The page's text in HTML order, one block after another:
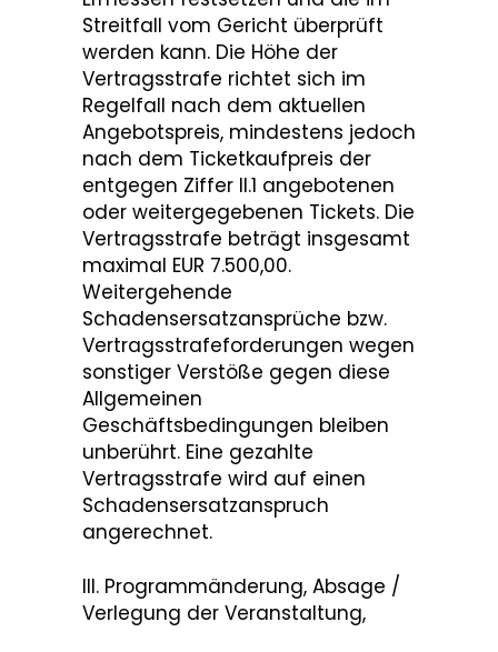
Streitfall vom Gericht überprüft
werden kann. Die Höhe der
Vertragsstrafe richtet sich im
Regelfall nach dem aktuellen
Angebotspreis, mindestens jedoch
nach dem Ticketkaufpreis der
entgegen Ziffer II.1 angebotenen
oder weitergegebenen Tickets. Die
Vertragsstrafe beträgt insgesamt
maximal EUR 7.500,00.
Weitergehende
Schadensersatzansprüche bzw.
Vertragsstrafeforderungen wegen
sonstiger Verstöße gegen diese
Allgemeinen
Geschäftsbedingungen bleiben
unberührt. Eine gezahlte
Vertragsstrafe wird auf einen
Schadensersatzanspruch
angerechnet.
III. Programmänderung, Absage /
Verlegung der Veranstaltung,